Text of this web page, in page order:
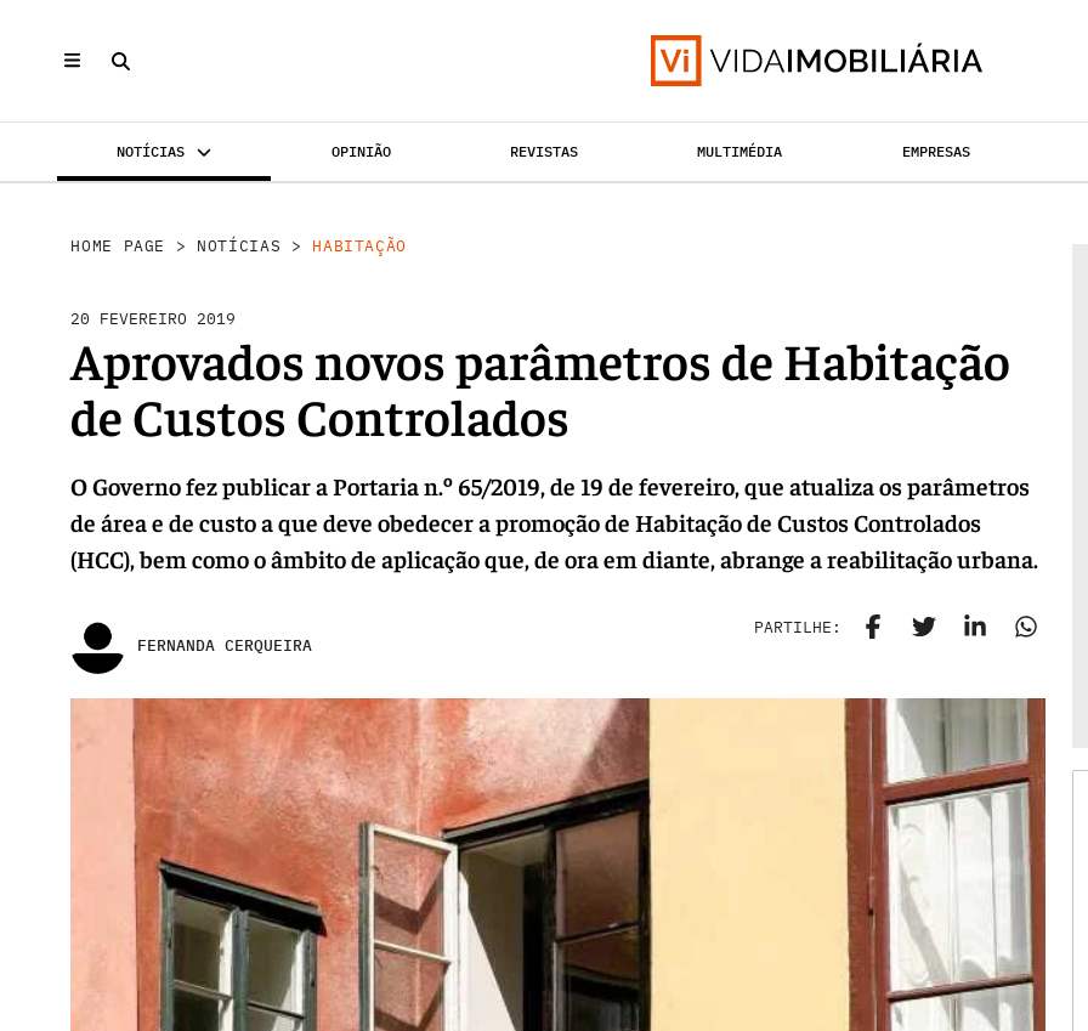
NOTÍCIAS OPINIÃO REVISTAS MULTIMÉDIA EMPRESAS
HOME PAGE > NOTÍCIAS > HABITAÇÃO
20 FEVEREIRO 2019
Aprovados novos parâmetros de Habitação
de Custos Controlados
O Governo fez publicar a Portaria n.º 65/2019, de 19 de fevereiro, que atualiza os parâmetros
de área e de custo a que deve obedecer a promoção de Habitação de Custos Controlados
(HCC), bem como o âmbito de aplicação que, de ora em diante, abrange a reabilitação urbana.
FERNANDA CERQUEIRA
PARTILHE: